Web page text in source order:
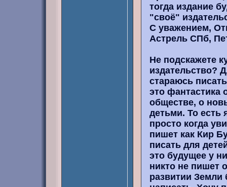
тогда издание
"своё"
С уважением,
Астрель СПб,
Не подскажете
издательство?
стараюсь
это фантастика
обществе, о
детьми. То есть
просто когда
пишет как Кир
писать для
это будущее у
никто не пишет
развитии Земли